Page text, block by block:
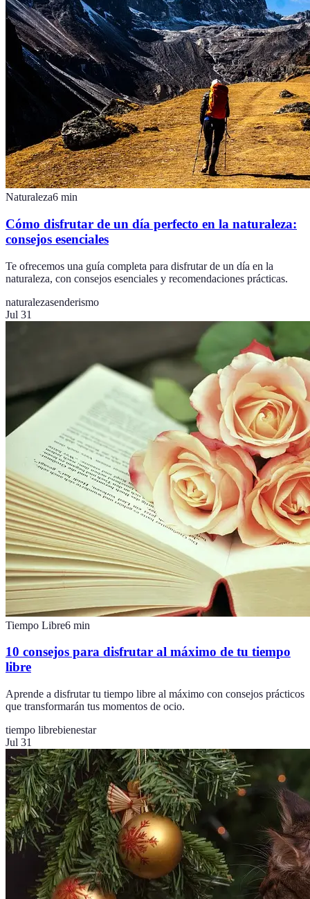
Naturaleza6 min
Cómo disfrutar de un día perfecto en la naturaleza:
consejos esenciales
Te ofrecemos una guía completa para disfrutar de un día en la
naturaleza, con consejos esenciales y recomendaciones prácticas.
naturalezasenderismo
Jul 31
Tiempo Libre6 min
10 consejos para disfrutar al máximo de tu tiempo
libre
Aprende a disfrutar tu tiempo libre al máximo con consejos prácticos
que transformarán tus momentos de ocio.
tiempo librebienestar
Jul 31